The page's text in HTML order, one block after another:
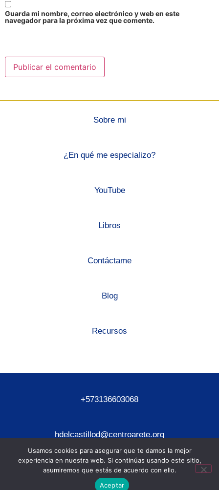
Guarda mi nombre, correo electrónico y web en este
navegador para la próxima vez que comente.
Sobre mi
¿En qué me especializo?
YouTube
Libros
Contáctame
Blog
Recursos
+573136603068
hdelcastillod@centroarete.org
Usamos cookies para asegurar que te damos la mejor
experiencia en nuestra web. Si continúas usando este sitio,
asumiremos que estás de acuerdo con ello.
Aceptar